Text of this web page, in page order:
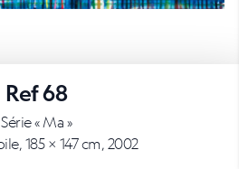
Ref 68
Série « Ma »
185 × 147 cm, 2002